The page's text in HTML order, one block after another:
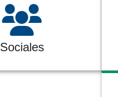
Sociales